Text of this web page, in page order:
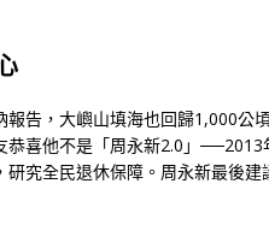
報告，大嶼山填海也回歸1,000公
恭喜他不是「周永新2.0」
研究全民退休保障。周永新最後